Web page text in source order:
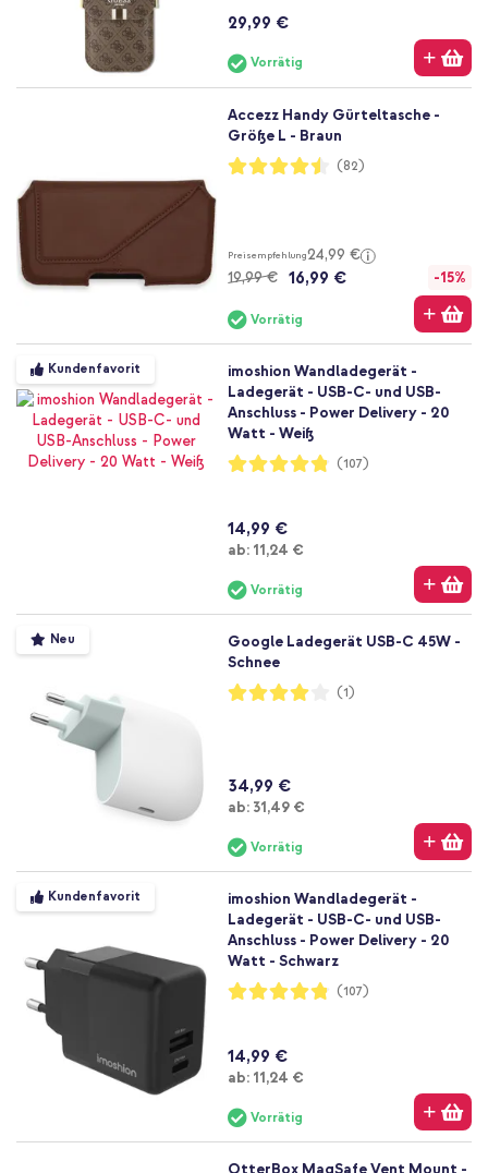
29,99 €
Vorrätig
Accezz Handy Gürteltasche -
Größe L - Braun
Bewertung:
90%
(82)
Preisempfehlung24,99 €
19,99 € 16,99 € -15%
Vorrätig
Kundenfavorit
imoshion Wandladegerät -
Ladegerät - USB-C- und USB-
Anschluss - Power Delivery - 20
Watt - Weiß
Bewertung:
96%
(107)
14,99 €
ab: Ab
11,24 €
Vorrätig
Neu
Google Ladegerät USB-C 45W -
Schnee
Bewertung:
80%
(1)
34,99 €
ab: Ab
31,49 €
Vorrätig
Kundenfavorit
imoshion Wandladegerät -
Ladegerät - USB-C- und USB-
Anschluss - Power Delivery - 20
Watt - Schwarz
Bewertung:
96%
(107)
14,99 €
ab: Ab
11,24 €
Vorrätig